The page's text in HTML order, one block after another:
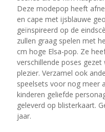
Deze modepop heeft
en cape met ijsblauwe
geïnspireerd op de
zullen graag spelen met
cm hoge Elsa-pop. Ze
verschillende poses
plezier. Verzamel ook
speelsets voor nog meer
kinderen geliefde
geleverd op blisterkaart.
jaar.